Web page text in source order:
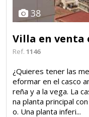
38
Villa en venta
Ref. 1146
¿Quieres tener las
eformar en el casco
reña y a la vega. La
na planta principal
o. Una planta inferi...